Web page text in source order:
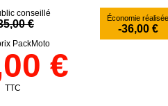
conseillé
€ Économie réalisée
-36,00 €
PackMoto
€
TTC